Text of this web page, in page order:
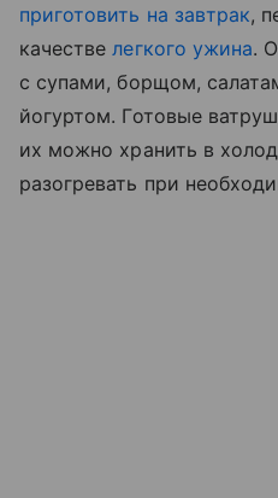
приготовить на завтрак,
качестве легкого ужина.
с супами, борщом,
йогуртом. Готовые
их можно хранить в
разогревать при